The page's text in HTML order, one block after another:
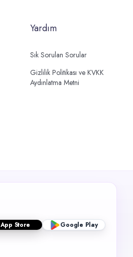
Yardım
Sık Sorulan Sorular
Gizlilik Politikası ve KVKK
Aydınlatma Metni
App Store Google Play